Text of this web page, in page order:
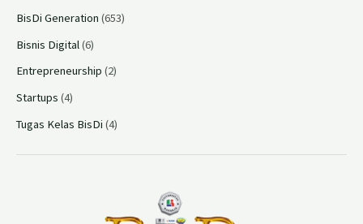
BisDi Generation (653)
Bisnis Digital(6)
Entrepreneurship (2)
Startups (4)
Tugas Kelas BisDi (4)